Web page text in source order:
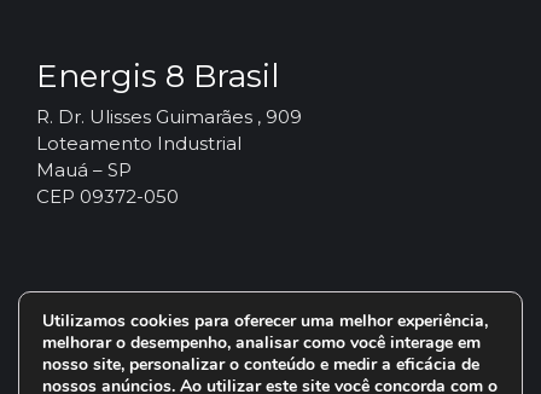
Energis 8 Brasil
R. Dr. Ulisses Guimarães , 909
Loteamento Industrial
Mauá – SP
CEP 09372-050
Utilizamos cookies para oferecer uma melhor experiência,
melhorar o desempenho, analisar como você interage em
nosso site, personalizar o conteúdo e medir a eficácia de
nossos anúncios. Ao utilizar este site você concorda com o